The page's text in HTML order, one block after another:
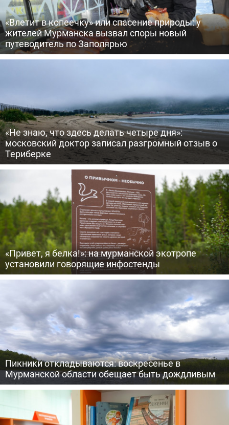
«Влетит в копеечку» или спасение природы: у
жителей Мурманска вызвал споры новый
путеводитель по Заполярью
«Не знаю, что здесь делать четыре дня»:
московский доктор записал разгромный отзыв о
Териберке
«Привет, я белка!»: на мурманской экотропе
установили говорящие инфостенды
Пикники откладываются: воскресенье в
Мурманской области обещает быть дождливым